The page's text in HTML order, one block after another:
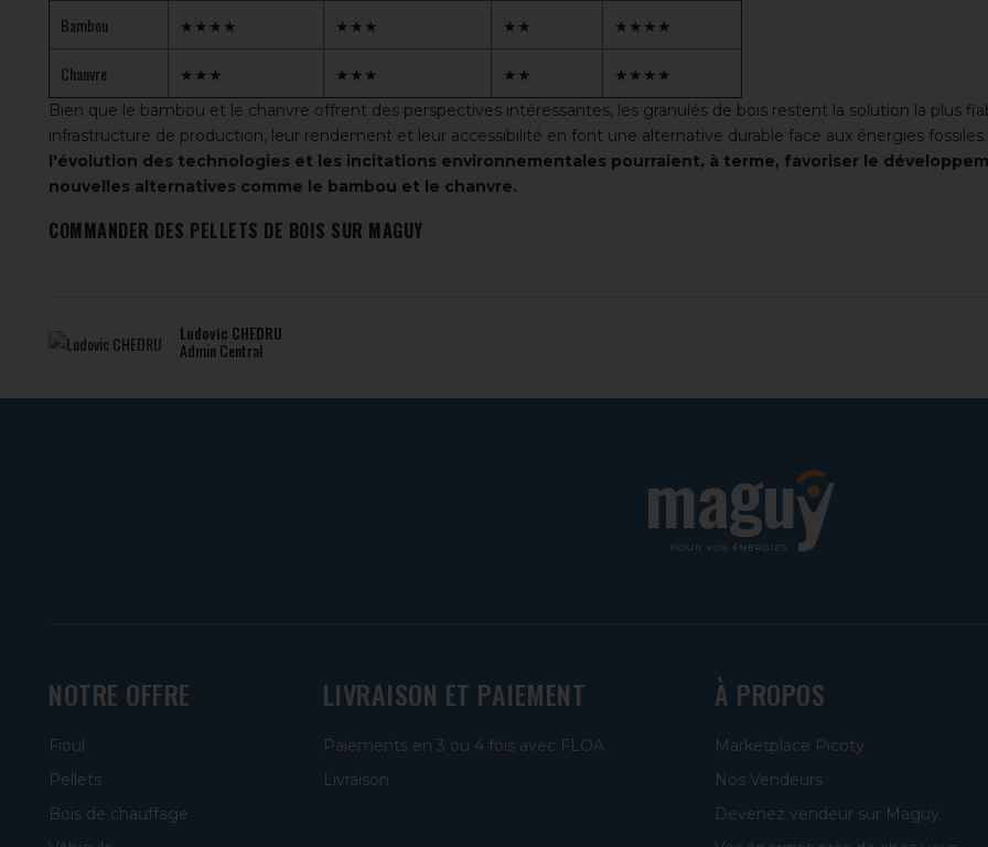
Bambou ★★★★ ★★★ ★★ ★★★★
Chanvre ★★★ ★★★ ★★ ★★★★
Bien que le bambou et le chanvre offrent des perspectives intéressantes, les granulés de bois restent la solution la plus
infrastructure de production, leur rendement et leur accessibilité en font une alternative durable face aux énergies
l'évolution des technologies et les incitations environnementales pourraient, à terme, favoriser le
nouvelles alternatives comme le bambou et le chanvre.
COMMANDER DES PELLETS DE BOIS SUR MAGUY
Ludovic CHEDRU
Admin Central
NOTRE OFFRE
Fioul
Pellets
Bois de chauffage
LIVRAISON ET PAIEMENT
Paiements en 3 ou 4 fois avec FLOA
Livraison
À PROPOS
Marketplace Picoty
Nos Vendeurs
Devenez vendeur sur Maguy